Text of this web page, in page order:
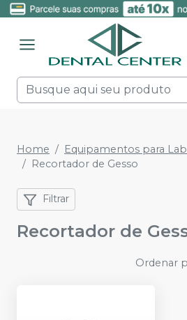
Home
Equipamentos para
Recortador de Gesso
Filtrar
Recortador de
Ordenar